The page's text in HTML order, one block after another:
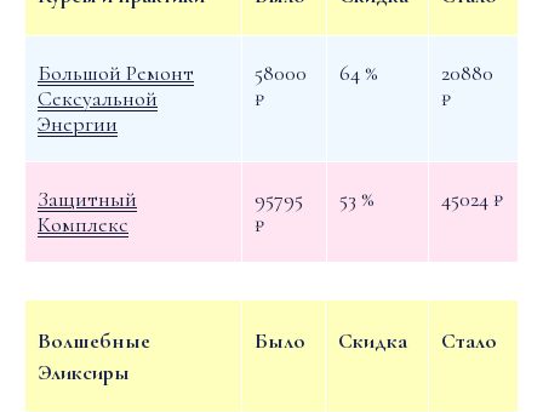
Большой Ремонт
Сексуальной
Энергии
58000
₽
64 %
20880
₽
Защитный
Комплекс
95795
₽
53 % 45024 ₽
Волшебные
Эликсиры
Было Скидка Стало